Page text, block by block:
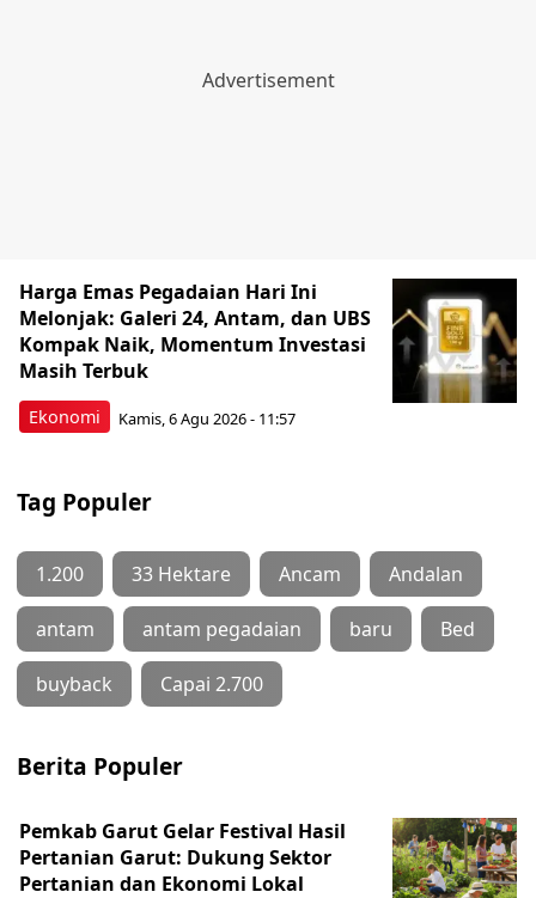
Ekonomi
Harga Emas Pegadaian Hari Ini
Melonjak: Galeri 24, Antam, dan UBS
Kompak Naik, Momentum Investasi
Masih Terbuk
Kamis, 6 Agu 2026 - 11:57
Tag Populer
1.200 33 Hektare Ancam Andalan
antam antam pegadaian baru Bed
buyback Capai 2.700
Berita Populer
Pemkab Garut Gelar Festival Hasil
Pertanian Garut: Dukung Sektor
Pertanian dan Ekonomi Lokal